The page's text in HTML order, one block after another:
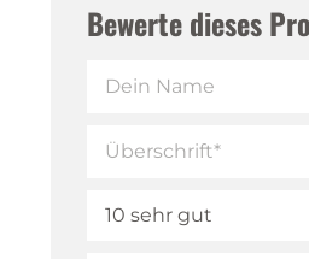
Bewerte dieses